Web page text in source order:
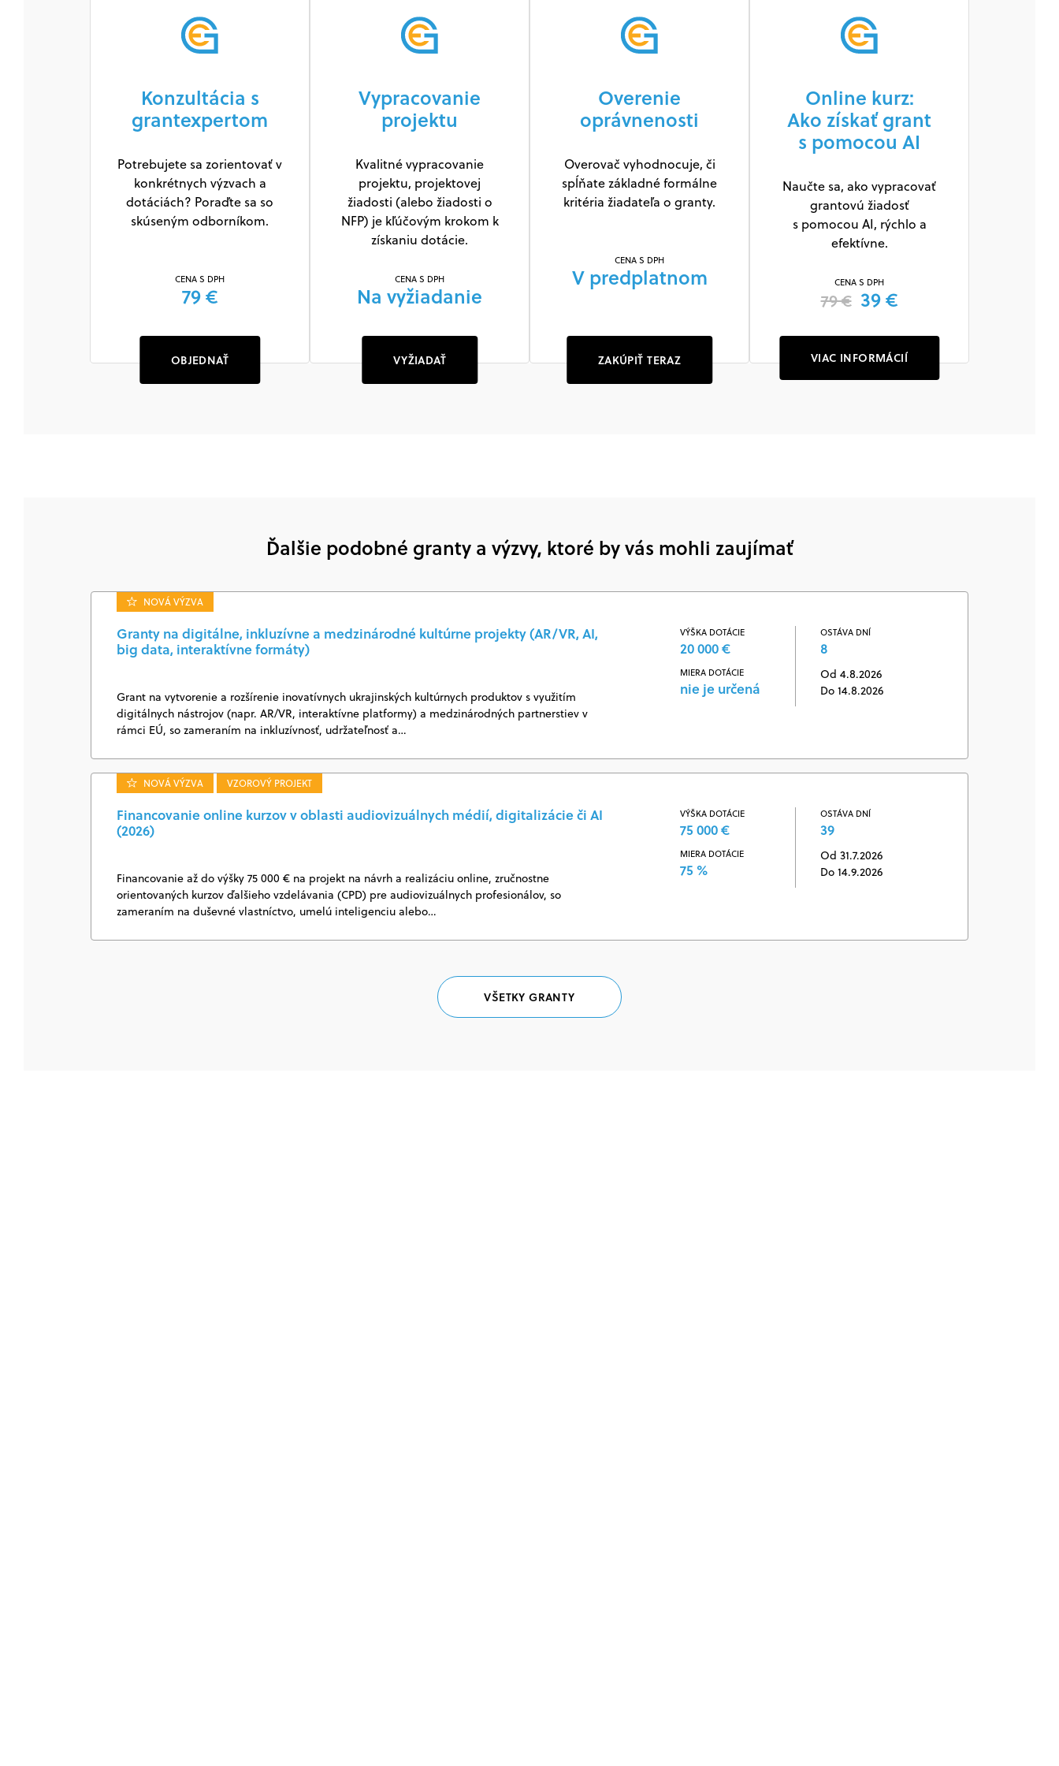
Konzultácia s
grantexpertom
Potrebujete sa zorientovať v
konkrétnych výzvach a
dotáciách? Poraďte sa so
skúseným odborníkom.
CENA S DPH
79 €
OBJEDNAŤ
Vypracovanie
projektu
Kvalitné vypracovanie
projektu, projektovej
žiadosti (alebo žiadosti o
NFP) je kľúčovým krokom k
získaniu dotácie.
CENA S DPH
Na vyžiadanie
VYŽIADAŤ
Overenie
oprávnenosti
Overovač vyhodnocuje, či
spĺňate základné formálne
kritéria žiadateľa o granty.
CENA S DPH
V predplatnom
ZAKÚPIŤ TERAZ
Online kurz:
Ako získať grant
s pomocou AI
Naučte sa, ako vypracovať
grantovú žiadosť
s pomocou AI, rýchlo a
efektívne.
CENA S DPH
79 € 39 €
VIAC INFORMÁCIÍ
Ďalšie podobné granty a výzvy, ktoré by vás mohli zaujímať
NOVÁ VÝZVA
Granty na digitálne, inkluzívne a medzinárodné kultúrne projekty (AR/VR, AI,
big data, interaktívne formáty)
Grant na vytvorenie a rozšírenie inovatívnych ukrajinských kultúrnych produktov s využitím
digitálnych nástrojov (napr. AR/VR, interaktívne platformy) a medzinárodných partnerstiev v
rámci EÚ, so zameraním na inkluzívnosť, udržateľnosť a…
VÝŠKA DOTÁCIE
20 000 €
MIERA DOTÁCIE
nie je určená
OSTÁVA DNÍ
8
Od 4.8.2026
Do 14.8.2026
NOVÁ VÝZVA VZOROVÝ PROJEKT
Financovanie online kurzov v oblasti audiovizuálnych médií, digitalizácie či AI
(2026)
Financovanie až do výšky 75 000 € na projekt na návrh a realizáciu online, zručnostne
orientovaných kurzov ďalšieho vzdelávania (CPD) pre audiovizuálnych profesionálov, so
zameraním na duševné vlastníctvo, umelú inteligenciu alebo…
VÝŠKA DOTÁCIE
75 000 €
MIERA DOTÁCIE
75 %
OSTÁVA DNÍ
39
Od 31.7.2026
Do 14.9.2026
VŠETKY GRANTY